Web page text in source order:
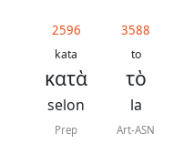
2596
kata
κατὰ
selon
Prep
3588
to
τὸ
la
Art-ASN
chapitre
Lire ce